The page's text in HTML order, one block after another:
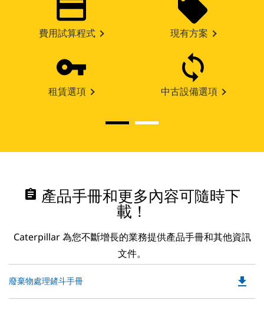
費用試算程式 現有方案
租賃選項 中古設備選項
assignment 產品手冊和更多內容可隨時下
載！
Caterpillar 為您不斷增長的業務提供產品手冊和其他資訊
文件。
廢棄物處理鏟斗手冊 file_download